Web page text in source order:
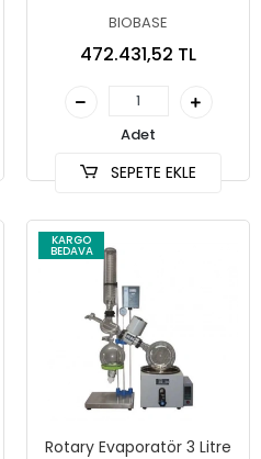
BIOBASE
472.431,52 TL
Adet
SEPETE EKLE
KARGO
BEDAVA
Rotary Evaporatör 3 Litre